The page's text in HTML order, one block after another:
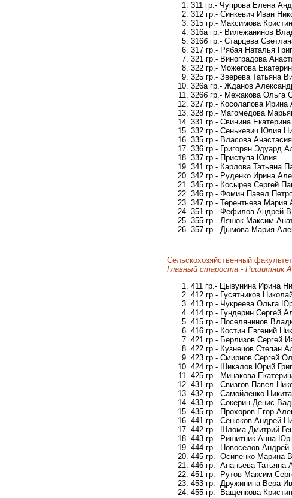
311 гр.- Чупрова Елена
312 гр.- Синкевич Иван
315 гр.- Максимова
316а гр.- Вилежанинов
316б гр.- Старцева
317 гр.- Рябая Наталья
321 гр.- Виноградова
322 гр.- Можегова
325 гр.- Зверева Татьяна
326а гр.- Жданов
326б гр.- Межакова Ольга
327 гр.- Косолапова Ирина
328 гр.- Магомедова
331 гр.- Свинина
332 гр.- Сенькевич Юлия
335 гр.- Власова
336 гр.- Григорян Эдуард
337 гр.- Приступа Юлия
341 гр.- Карлова Татьяна
342 гр.- Руденко Ирина
345 гр.- Косырев Сергей
346 гр.- Фомин Павел
347 гр.- Терентьева Мария
351 гр.- Фефилов Андрей
355 гр.- Ляшок Максим
357 гр.- Дымова Мария
Сельскохозяйственный факультет
Главный староста - Ришитник
411 гр.- Цывунина Ирина
412 гр.- Гусятников
413 гр.- Чукреева Ольга
414 гр.- Гундерин Сергей
415 гр.- Поселянинов
416 гр.- Костин Евгений
421 гр.- Берлизов Сергей
422 гр.- Кузнецов Степан
423 гр.- Смирнов Сергей
424 гр.- Шикалов Юрий
425 гр.- Минакова
431 гр.- Свизгов Павел
432 гр.- Самойленко
433 гр.- Сокерин Денис
435 гр.- Прохоров Егор
441 гр.- Сенюков Андрей
442 гр.- Шлома Дмитрий
443 гр.- Ришитник Анна
444 гр.- Новоселов Андрей
445 гр.- Осипенко Марина
446 гр.- Ананьева Татьяна
451 гр.- Рутов Максим
453 гр.- Дружинина Вера
455 гр.- Ващенкова